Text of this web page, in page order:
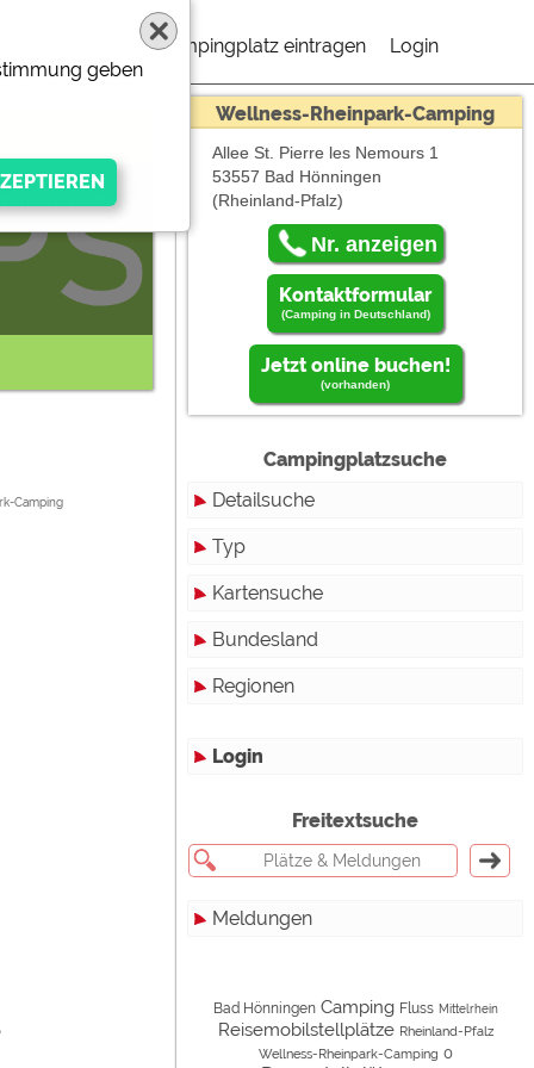
Campingplatz eintragen Login
"Externe
Camping
Wellness-Rheinpark-Camping
Allee St. Pierre les Nemours 1
53557 Bad Hönningen
(Rheinland-Pfalz)
Nr. anzeigen
Kontaktformular
(Camping in Deutschland)
Jetzt online buchen!
(vorhanden)
Campingplatzsuche
Detailsuche
Typ
Touristikstellplätze
Dauerstellplätze
Reisemobilstellplätze
Bungalows
Ferienwohnungen
Zimmer
Miet-Mobilheime
Miet-Wohnwagen
Kartensuche
Bundesland
Baden-Württemberg
Brandenburg
Bremen
Hamburg
Mecklenburg-Vorpommern
Niedersachsen
Regionen
Login
Freitextsuche
Meldungen
Touristik
Campingplätze
Bad Hönningen Camping Fluss Mittelrhein
Reisemobilstellplätze Rheinland-Pfalz
Wellness-Rheinpark-Camping 0
geben